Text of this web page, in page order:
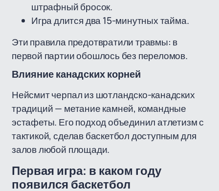
штрафный бросок.
Игра длится два 15-минутных тайма.
Эти правила предотвратили травмы: в
первой партии обошлось без переломов.
Влияние канадских корней
Нейсмит черпал из шотландско-канадских
традиций — метание камней, командные
эстафеты. Его подход объединил атлетизм с
тактикой, сделав баскетбол доступным для
залов любой площади.
Первая игра: в каком году
появился баскетбол